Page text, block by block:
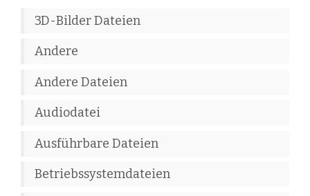
3D-Bilder Dateien
Andere
Andere Dateien
Audiodatei
Ausführbare Dateien
Betriebssystemdateien